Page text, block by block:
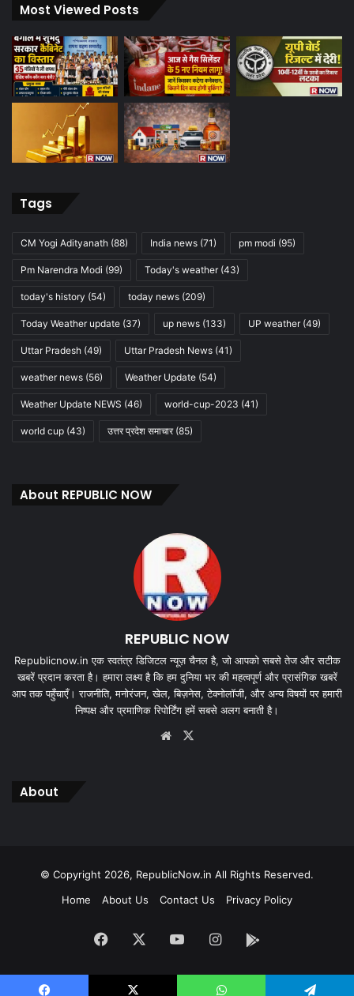
Most Viewed Posts
Tags
CM Yogi Adityanath (88) India news (71) pm modi (95)
Pm Narendra Modi (99) Today's weather(43)
today's history (54) today news (209)
Today Weather update (37) up news (133) UP weather(49)
Uttar Pradesh (49) Uttar Pradesh News (41)
weather news (56) Weather Update (54)
Weather Update NEWS (46) world-cup-2023 (41)
world cup (43) उत्तर प्रदेश समाचार(85)
About REPUBLIC NOW
REPUBLIC NOW
Republicnow.in एक स्वतंत्र डिजिटल न्यूज़ चैनल है, जो आपको सबसे तेज और सटीक
खबरें प्रदान करता है। हमारा लक्ष्य है कि हम दुनिया भर की महत्वपूर्ण और प्रासंगिक खबरें
आप तक पहुँचाएँ। राजनीति, मनोरंजन, खेल, बिज़नेस, टेक्नोलॉजी, और अन्य विषयों पर हमारी
निष्पक्ष और प्रमाणिक रिपोर्टिंग हमें सबसे अलग बनाती है।
Website
About
© Copyright 2026, RepublicNow.in All Rights Reserved.
Home
About Us Contact Us Privacy Policy
Facebook YouTubeInstagram